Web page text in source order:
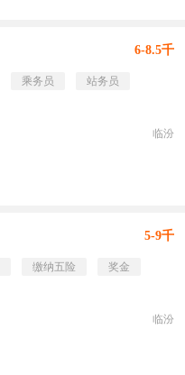
6-8.5千
乘务员
站务员
临汾
5-9千
缴纳五险
奖金
临汾